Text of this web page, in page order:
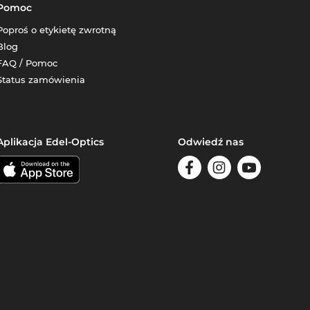
o etykietę zwrotną
/ Pomoc
zamówienia
Edel-Optics Odwiedź nas